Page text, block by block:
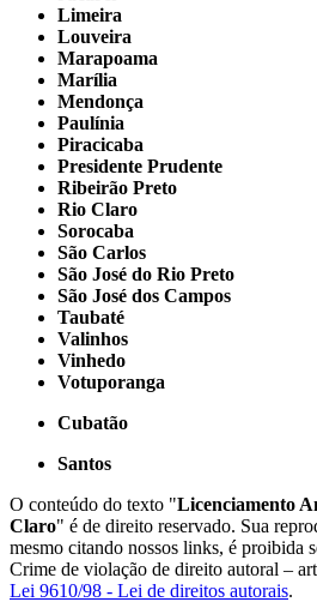
Limeira
Louveira
Marapoama
Marília
Mendonça
Paulínia
Piracicaba
Presidente Prudente
Ribeirão Preto
Rio Claro
Sorocaba
São Carlos
São José do Rio Preto
São José dos Campos
Taubaté
Valinhos
Vinhedo
Votuporanga
Cubatão
Santos
O conteúdo do texto "Licenciamento
Claro" é de direito reservado. Sua
mesmo citando nossos links, é proibida
Crime de violação de direito autoral –
Lei 9610/98 - Lei de direitos autorais.